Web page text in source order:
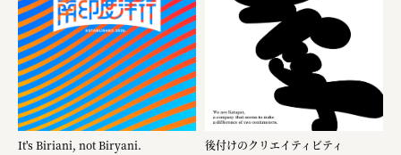
It's Biriani, not Biryani. 後付けのクリエイティビティ